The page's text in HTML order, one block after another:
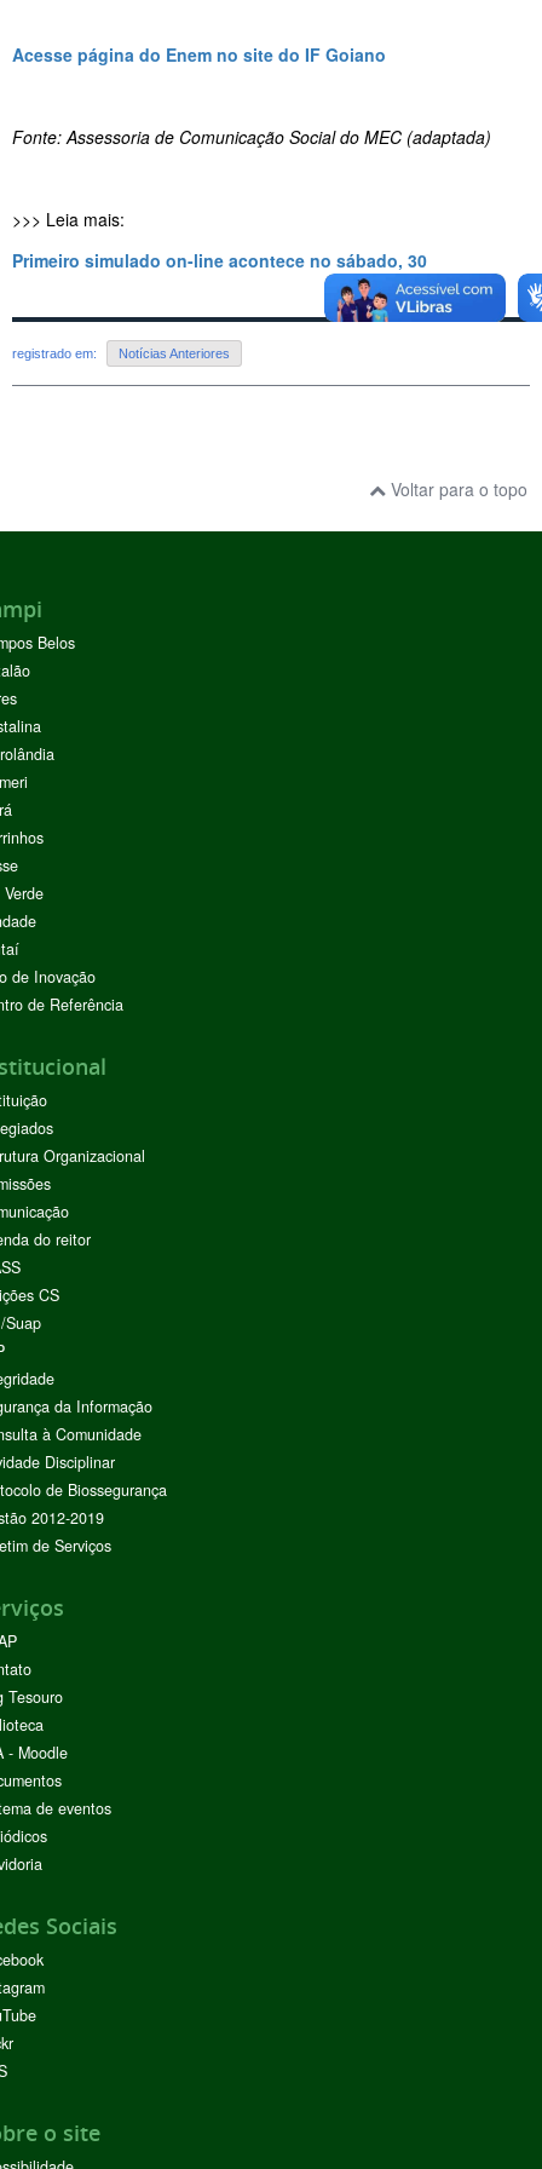
Acesse página do Enem no site do IF Goiano
Fonte: Assessoria de Comunicação Social do MEC (adaptada)
>>> Leia mais:
Primeiro simulado on-line acontece no sábado, 30
registrado em: Notícias Anteriores
Voltar para o topo
Belos
de Inovação
de Referência
Organizacional
do reitor
CS
Suap
da Informação
à Comunidade
Disciplinar
de Biossegurança
2012-2019
de Serviços
Tesouro
- Moodle
de eventos
Sociais
o site